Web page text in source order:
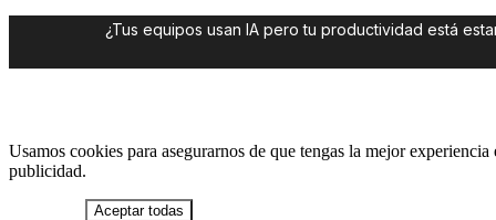
¿Tus equipos usan IA pero tu productividad está
Usamos cookies para asegurarnos de que tengas la mejor
publicidad.
Aceptar todas